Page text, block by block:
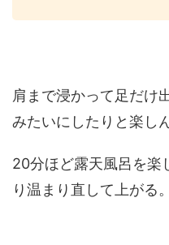
肩まで浸かって足だけ
みたいにしたりと楽し
20分ほど露天風呂を楽
り温まり直して上がる。